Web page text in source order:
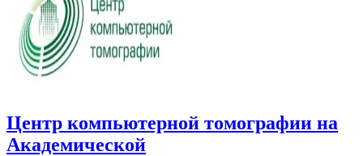
Центр компьютерной томографии на
Академической